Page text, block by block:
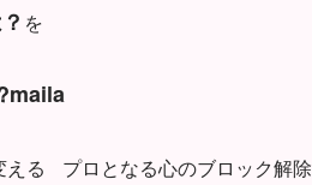
を
える プロとなる心のブロック解除